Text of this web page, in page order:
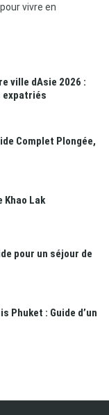
vivre en
ville dAsie 2026 :
expatriés
Complet Plongée,
Khao Lak
pour un séjour de
Phuket : Guide d’un